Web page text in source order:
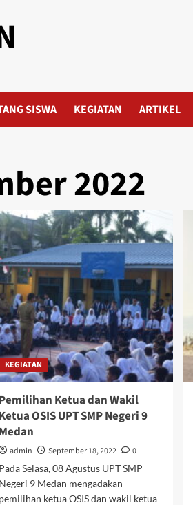
SISWA KEGIATAN ARTIKEL
2022
KEGIATAN
Pemilihan Ketua dan Wakil
Ketua OSIS UPT SMP Negeri 9
Medan
admin September 18, 2022
0
Pada Selasa, 08 Agustus UPT SMP
Negeri 9 Medan mengadakan
pemilihan ketua OSIS dan wakil ketua